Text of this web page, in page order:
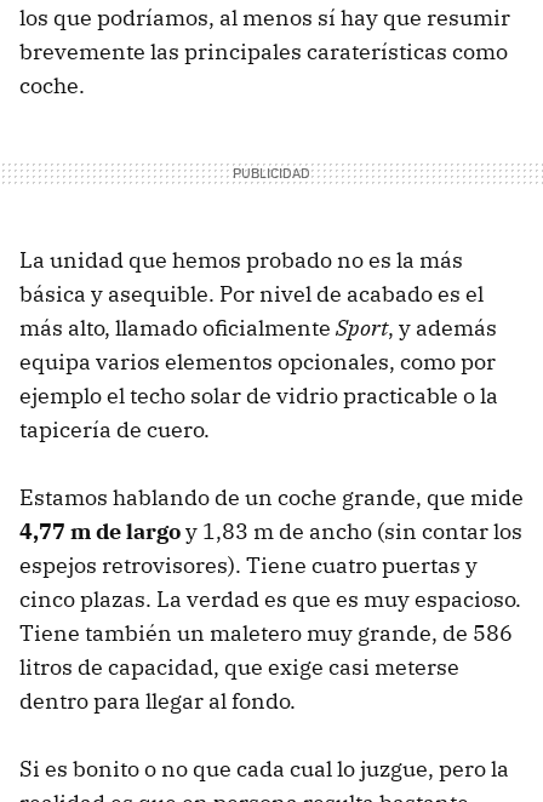
los que podríamos, al menos sí hay que resumir
brevemente las principales caraterísticas como
coche.
La unidad que hemos probado no es la más
básica y asequible. Por nivel de acabado es el
más alto, llamado oficialmente Sport, y además
equipa varios elementos opcionales, como por
ejemplo el techo solar de vidrio practicable o la
tapicería de cuero.
Estamos hablando de un coche grande, que mide
4,77 m de largoy 1,83 m de ancho (sin contar los
espejos retrovisores). Tiene cuatro puertas y
cinco plazas. La verdad es que es muy espacioso.
Tiene también un maletero muy grande, de 586
litros de capacidad, que exige casi meterse
dentro para llegar al fondo.
Si es bonito o no que cada cual lo juzgue, pero la